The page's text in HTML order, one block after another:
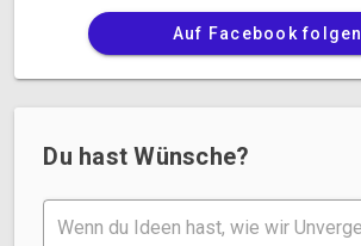
Auf Facebook folgen
Du hast Wünsche?